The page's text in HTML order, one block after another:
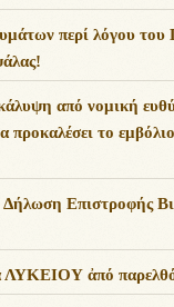
περί λόγου του
από νομική
προκαλέσει το
Δήλωση Επιστροφής
ΛΥΚΕΙΟΥ ἀπό